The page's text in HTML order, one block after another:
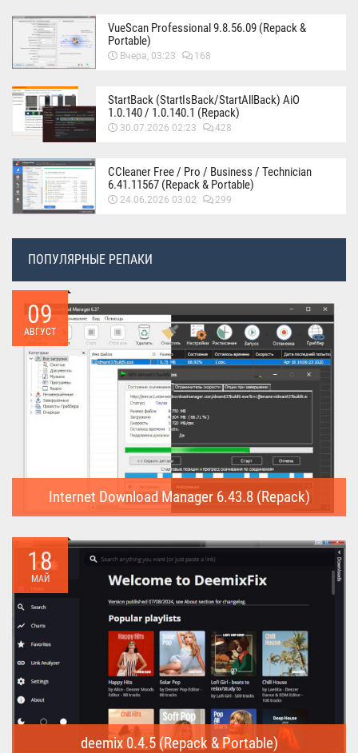
VueScan Professional 9.8.56.09 (Repack &
Portable)
Вчера, 03:23 168
StartBack (StartIsBack/StartAllBack) AiO
1.0.140 / 1.0.140.1 (Repack)
30.07.2026 02:23 428
CCleaner Free / Pro / Business / Technician
6.41.11567 (Repack & Portable)
24.06.2026 03:02 299
ПОПУЛЯРНЫЕ РЕПАКИ
09
АВГУСТ
Internet Download Manager 6.43.8 (Repack)
предназначена для...
18
МАЙ
deemix 0.4.5 (Repack & Portable)